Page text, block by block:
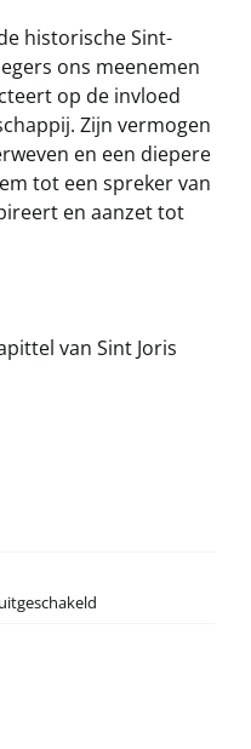
historische Sint-
ons meenemen
op de invloed
Zijn vermogen
en een diepere
tot een spreker van
en aanzet tot
van Sint Joris